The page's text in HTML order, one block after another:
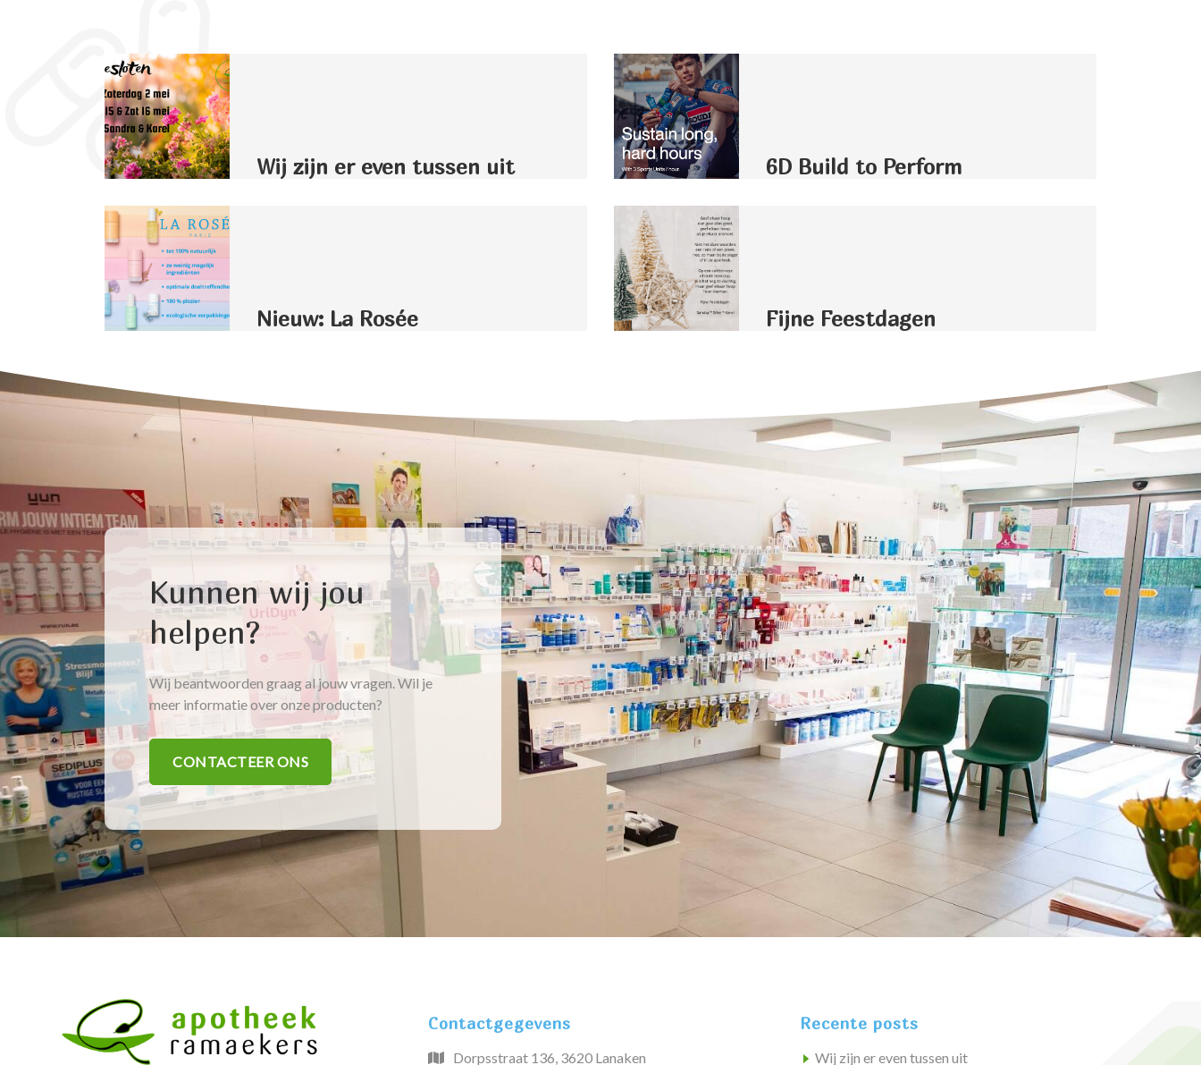
Wij zijn er even tussen uit 6D Build to Perform
Nieuw: La Rosée Fijne Feestdagen
Kunnen wij jou
helpen?
Wij beantwoorden graag al jouw vragen. Wil je
meer informatie over onze producten?
CONTACTEER ONS
Contactgegevens
Dorpsstraat 136, 3620 Lanaken
Recente posts
Wij zijn er even tussen uit